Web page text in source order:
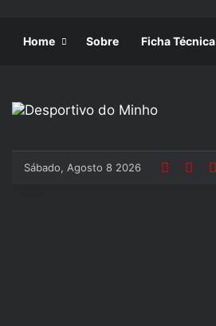
Home Sobre Ficha Técnica
Sábado, Agosto 8 2026